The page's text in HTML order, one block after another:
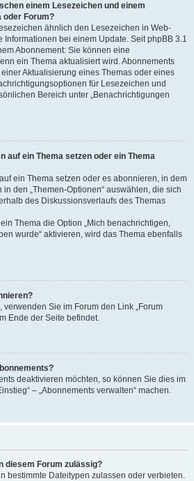
einem Lesezeichen und einem
oder Forum?
ähnlich den Lesezeichen in Web-
Informationen bei einem Update. Seit phpBB 3.1
Abonnement: Sie können eine
ein Thema aktualisiert wird. Abonnements
Aktualisierung eines Themas oder eines
für Lesezeichen und
Bereich unter „Benachrichtigungen
auf ein Thema setzen oder ein Thema
ein Thema setzen oder es abonnieren, in dem
den „Themen-Optionen“ auswählen, die sich
des Diskussionsverlaufs des Themas
Thema die Option „Mich benachrichtigen,
wurde“ aktivieren, wird das Thema ebenfalls
Sie im Forum den Link „Forum
Ende der Seite befindet.
deaktivieren möchten, so können Sie dies im
– „Abonnements verwalten“ machen.
diesem Forum zulässig?
bestimmte Dateitypen zulassen oder verbieten.